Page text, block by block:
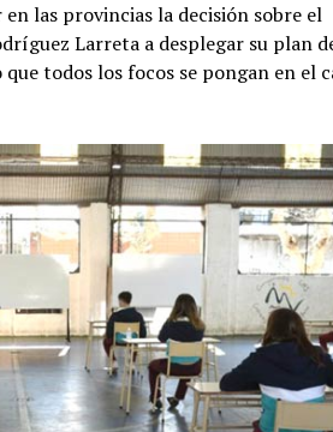
en las provincias la decisión sobre el
Larreta a desplegar su plan
todos los focos se pongan en el